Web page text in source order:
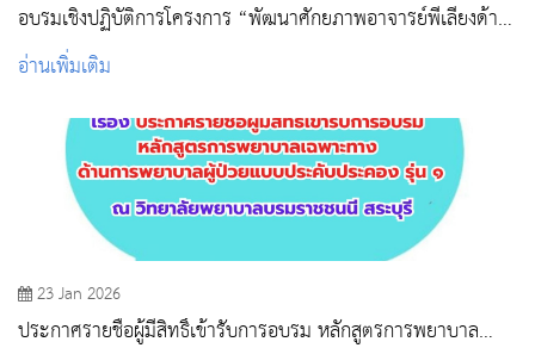
อบรมเชิงปฏิบัติการโครงการ “พัฒนาศักยภาพอาจารย์พี่เลี้ยงด้าน
การสอน”
อ่านเพิ่มเติม
23 Jan 2026
ประกาศรายชื่อผู้มีสิทธิ์เข้ารับการอบรม หลักสูตรการพยาบาล